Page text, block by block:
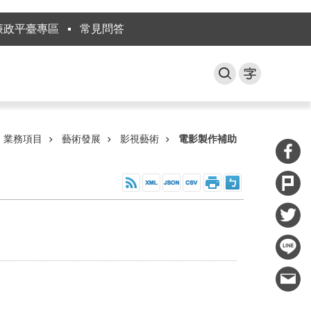
政平臺專區 常見問答
業務項目 藝術發展 影視藝術 電影製作補助